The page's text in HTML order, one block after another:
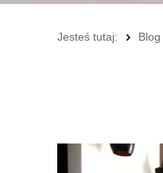
Jesteś tutaj: Blog